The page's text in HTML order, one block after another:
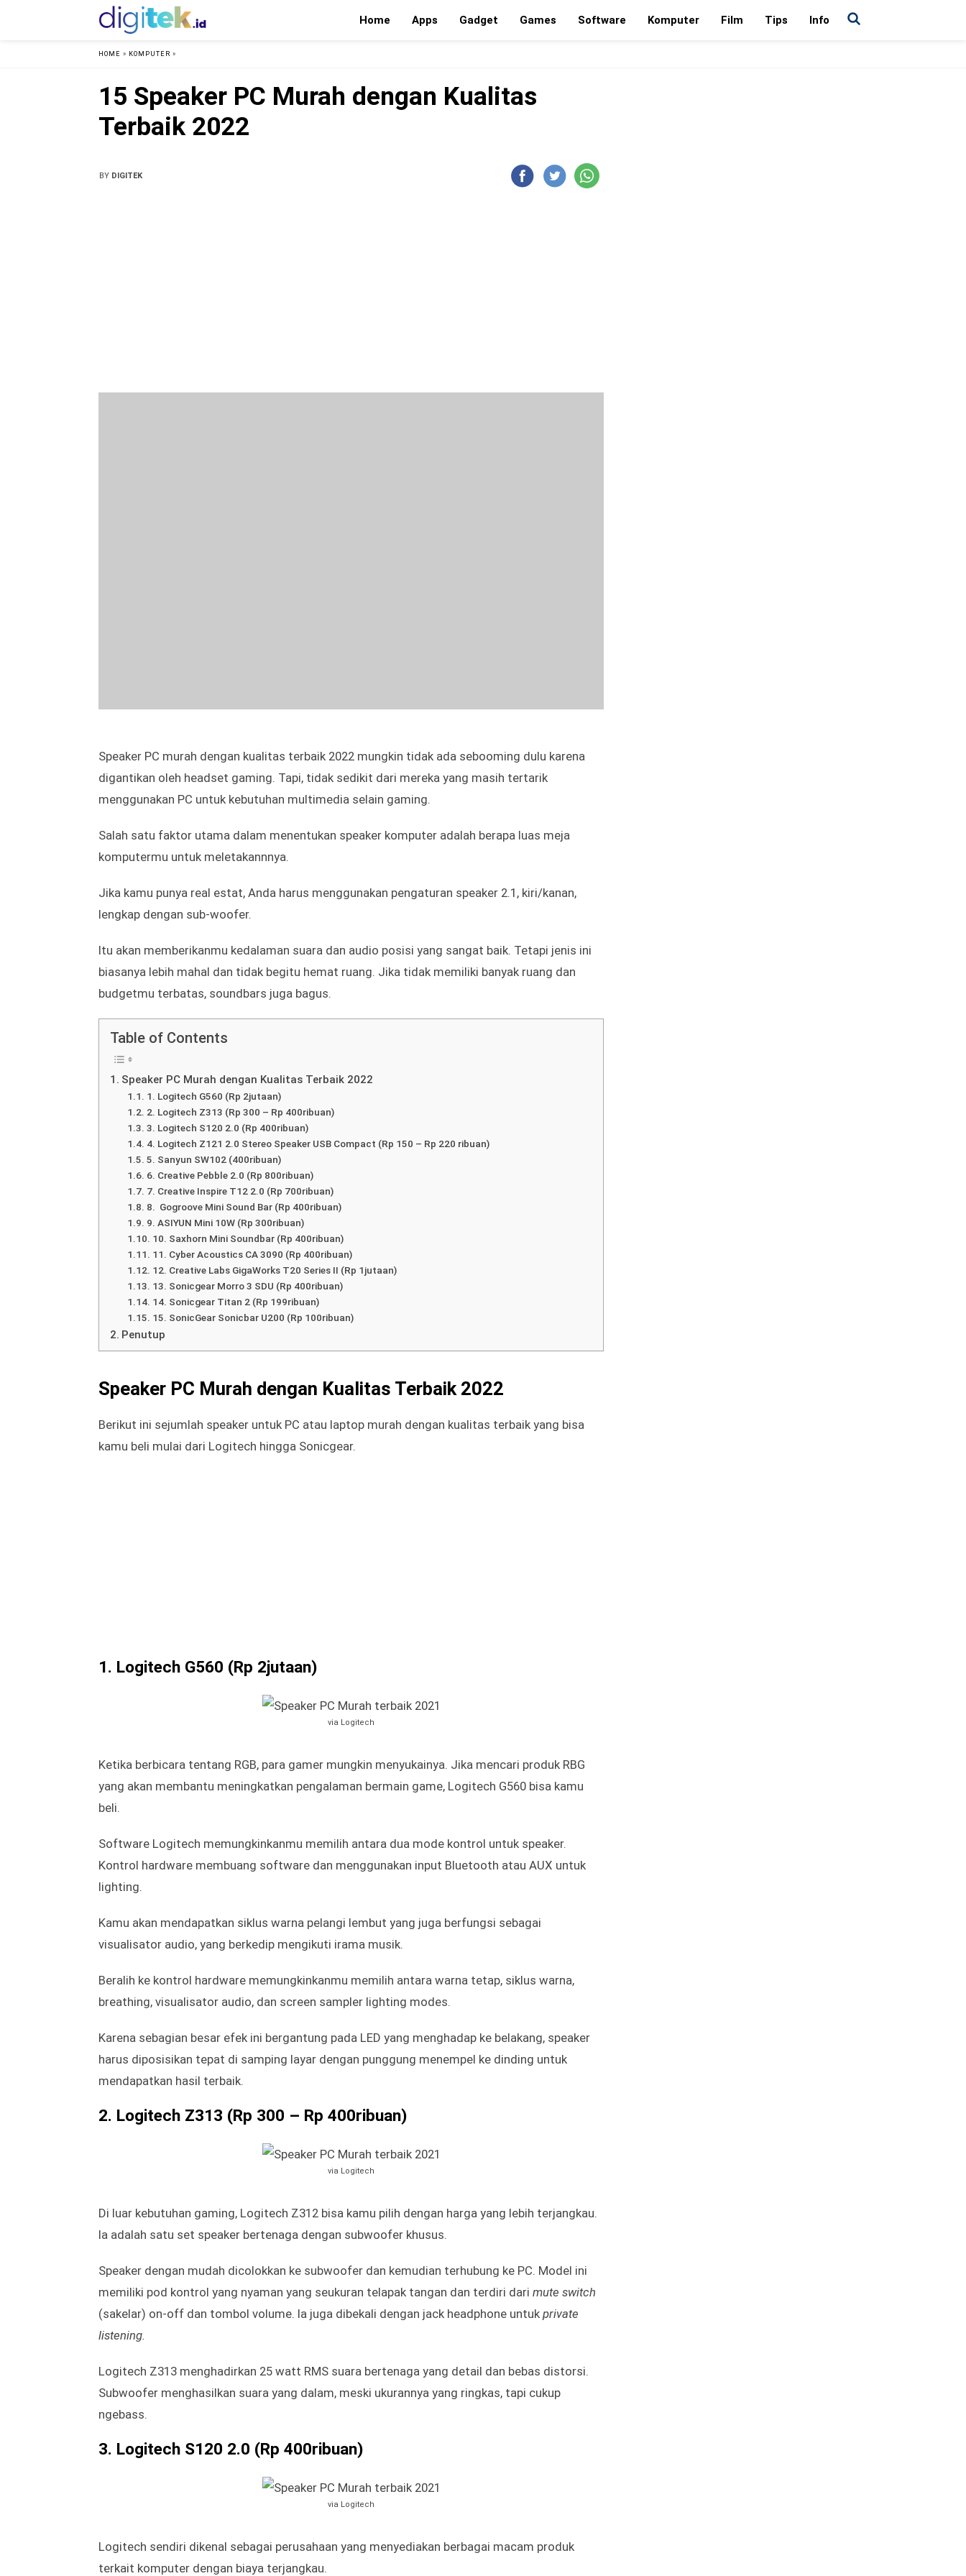
Home Apps Gadget Games Software Komputer Film Tips Info
HOME » KOMPUTER »
15 Speaker PC Murah dengan Kualitas
Terbaik 2022
BY DIGITEK
Speaker PC murah dengan kualitas terbaik 2022 mungkin tidak ada sebooming dulu karena
digantikan oleh headset gaming. Tapi, tidak sedikit dari mereka yang masih tertarik
menggunakan PC untuk kebutuhan multimedia selain gaming.
Salah satu faktor utama dalam menentukan speaker komputer adalah berapa luas meja
komputermu untuk meletakannnya.
Jika kamu punya real estat, Anda harus menggunakan pengaturan speaker 2.1, kiri/kanan,
lengkap dengan sub-woofer.
Itu akan memberikanmu kedalaman suara dan audio posisi yang sangat baik. Tetapi jenis ini
biasanya lebih mahal dan tidak begitu hemat ruang. Jika tidak memiliki banyak ruang dan
budgetmu terbatas, soundbars juga bagus.
Table of Contents
Speaker PC Murah dengan Kualitas Terbaik 2022
1. Logitech G560 (Rp 2jutaan)
2. Logitech Z313 (Rp 300 – Rp 400ribuan)
3. Logitech S120 2.0 (Rp 400ribuan)
4. Logitech Z121 2.0 Stereo Speaker USB Compact (Rp 150 – Rp 220 ribuan)
6. Creative Pebble 2.0 (Rp 800ribuan)
7. Creative Inspire T12 2.0 (Rp 700ribuan)
9. ASIYUN Mini 10W (Rp 300ribuan)
10. Saxhorn Mini Soundbar (Rp 400ribuan)
1. Logitech G560 (Rp 2jutaan)
via Logitech
beli.
lighting.
Kamu akan mendapatkan siklus warna pelangi lembut yang juga berfungsi sebagai
visualisator audio, yang berkedip mengikuti irama musik.
Beralih ke kontrol hardware memungkinkanmu memilih antara warna tetap, siklus warna,
breathing, visualisator audio, dan screen sampler lighting modes.
Karena sebagian besar efek ini bergantung pada LED yang menghadap ke belakang, speaker
harus diposisikan tepat di samping layar dengan punggung menempel ke dinding untuk
mendapatkan hasil terbaik.
2. Logitech Z313 (Rp 300 – Rp 400ribuan)
via Logitech
Di luar kebutuhan gaming, Logitech Z312 bisa kamu pilih dengan harga yang lebih terjangkau.
Speaker dengan mudah dicolokkan ke subwoofer dan kemudian terhubung ke PC. Model ini
(sakelar) on-off dan tombol volume. Ia juga dibekali dengan jack headphone untukprivate
listening.